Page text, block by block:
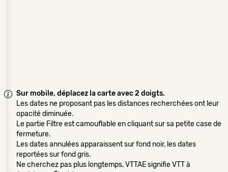
Sur mobile, déplacez la carte avec 2 doigts.
Les dates ne proposant pas les distances recherchées ont leur
opacité diminuée.
Le partie Filtre est camouflable en cliquant sur sa petite case de
fermeture.
Les dates annulées apparaissent sur fond noir, les dates
reportées sur fond gris.
Ne cherchez pas plus longtemps, VTTAE signifie VTT à